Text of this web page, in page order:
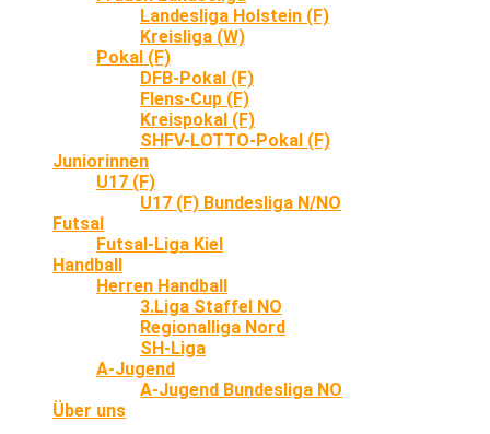
Landesliga Holstein (F)
Kreisliga (W)
Pokal (F)
DFB-Pokal (F)
Flens-Cup (F)
Kreispokal (F)
SHFV-LOTTO-Pokal (F)
Juniorinnen
U17 (F)
U17 (F) Bundesliga N/NO
Futsal
Futsal-Liga Kiel
Handball
Herren Handball
3.Liga Staffel NO
Regionalliga Nord
SH-Liga
A-Jugend
A-Jugend Bundesliga NO
Über uns